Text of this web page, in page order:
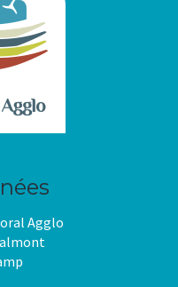
Agglo